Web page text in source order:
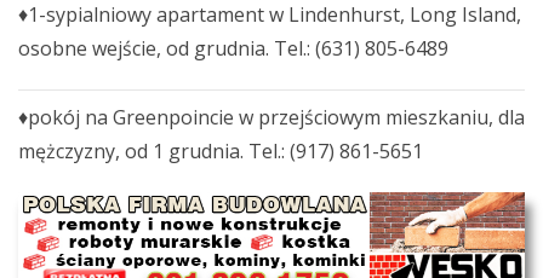
♦1-sypialniowy apartament w Lindenhurst, Long Island,
osobne wejście, od grudnia. Tel.: (631) 805-6489
♦pokój na Greenpoincie w przejściowym mieszkaniu, dla
mężczyzny, od 1 grudnia. Tel.: (917) 861-5651